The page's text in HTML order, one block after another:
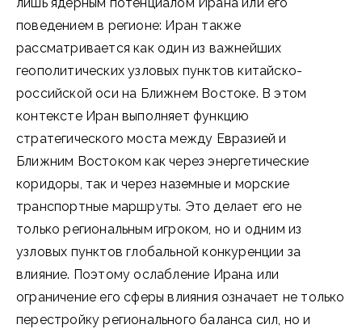
поведением в регионе: Иран также
рассматривается как один из важнейших
геополитических узловых пунктов китайско-
российской оси на Ближнем Востоке. В этом
контексте Иран выполняет функцию
стратегического моста между Евразией и
Ближним Востоком как через энергетические
коридоры, так и через наземные и морские
транспортные маршруты. Это делает его не
только региональным игроком, но и одним из
узловых пунктов глобальной конкуренции за
влияние. Поэтому ослабление Ирана или
ограничение его сферы влияния означает не только
перестройку регионального баланса сил, но и